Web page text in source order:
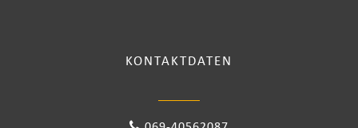
KONTAKTDATEN